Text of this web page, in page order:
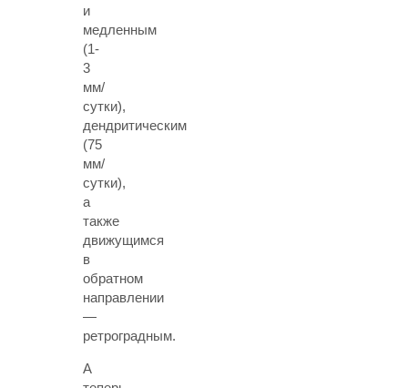
и
медленным
(1-
3
мм/
сутки),
дендритическим
(75
мм/
сутки),
а
также
движущимся
в
обратном
направлении
—
ретроградным.
А